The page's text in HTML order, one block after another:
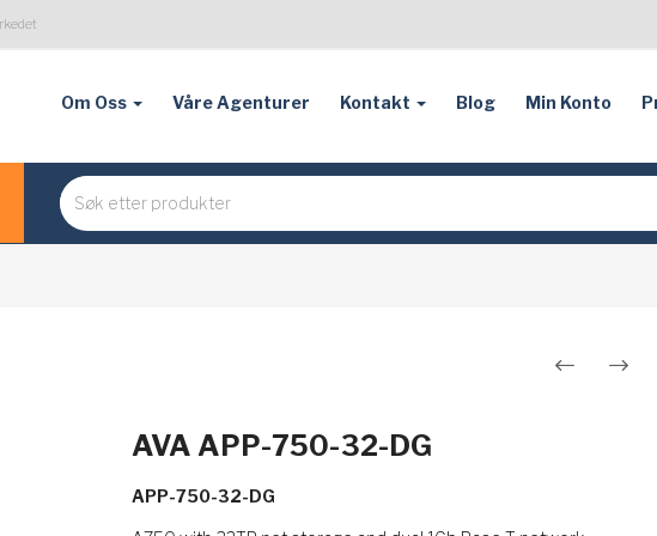
Om Oss Våre Agenturer Kontakt Blog Min Konto
AVA APP-750-32-DG
APP-750-32-DG